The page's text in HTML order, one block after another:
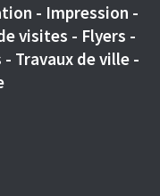
- Impression -
visites - Flyers -
Travaux de ville -